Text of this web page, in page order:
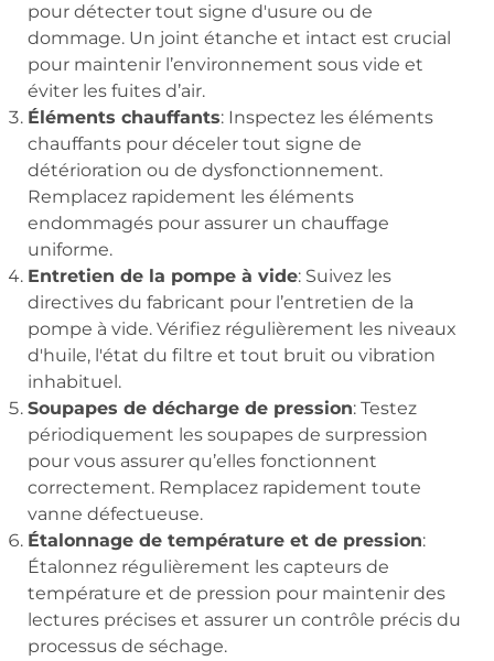
pour détecter tout signe d'usure ou de
dommage. Un joint étanche et intact est crucial
pour maintenir l’environnement sous vide et
éviter les fuites d’air.
Éléments chauffants: Inspectez les éléments
chauffants pour déceler tout signe de
détérioration ou de dysfonctionnement.
Remplacez rapidement les éléments
endommagés pour assurer un chauffage
uniforme.
Entretien de la pompe à vide: Suivez les
directives du fabricant pour l’entretien de la
pompe à vide. Vérifiez régulièrement les niveaux
d'huile, l'état du filtre et tout bruit ou vibration
inhabituel.
Soupapes de décharge de pression: Testez
périodiquement les soupapes de surpression
pour vous assurer qu’elles fonctionnent
correctement. Remplacez rapidement toute
vanne défectueuse.
Étalonnage de température et de pression:
Étalonnez régulièrement les capteurs de
température et de pression pour maintenir des
lectures précises et assurer un contrôle précis du
processus de séchage.